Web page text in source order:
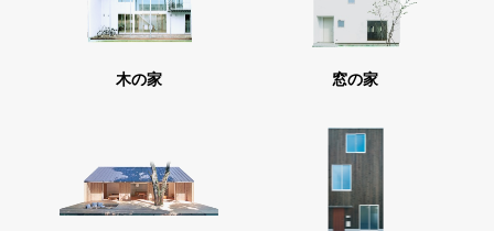
木の家 窓の家